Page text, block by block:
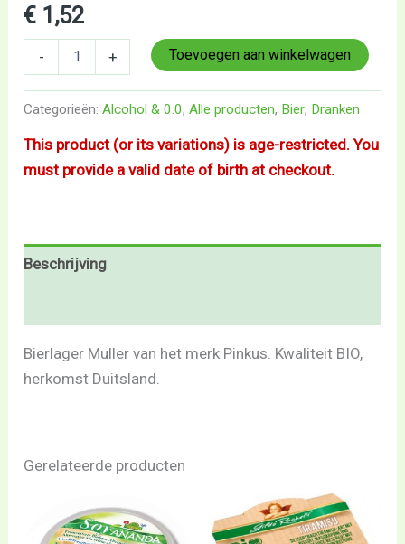
€ 1,52
- + Toevoegen aan winkelwagen
Categorieën:Alcohol & 0.0,Alle producten, Bier, Dranken
This product (or its variations) is age-restricted. You
must provide a valid date of birth at checkout.
Beschrijving
Bierlager Muller van het merk Pinkus. Kwaliteit BIO,
herkomst Duitsland.
Gerelateerde producten